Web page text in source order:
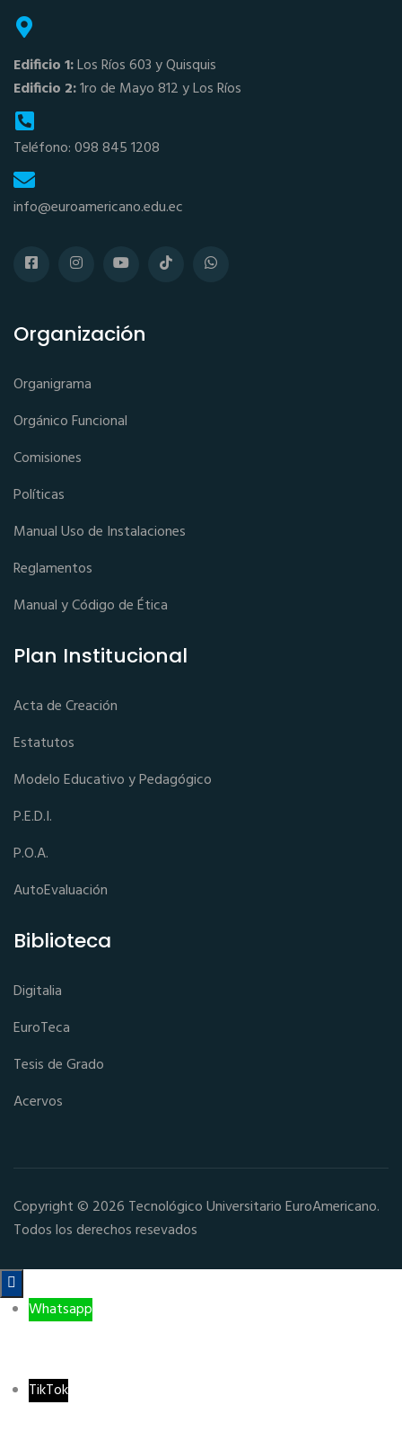
Edificio 1:Los Ríos 603 y Quisquis
Edificio 2:1ro de Mayo 812 y Los Ríos
Teléfono: 098 845 1208
info@euroamericano.edu.ec
Organización
Organigrama
Orgánico Funcional
Comisiones
Políticas
Manual Uso de Instalaciones
Reglamentos
Manual y Código de Ética
Plan Institucional
Acta de Creación
Estatutos
Modelo Educativo y Pedagógico
P.E.D.I.
P.O.A.
AutoEvaluación
Biblioteca
Digitalia
EuroTeca
Tesis de Grado
Acervos
Copyright © 2026 Tecnológico Universitario EuroAmericano.
Todos los derechos resevados

Whatsapp
TikTok